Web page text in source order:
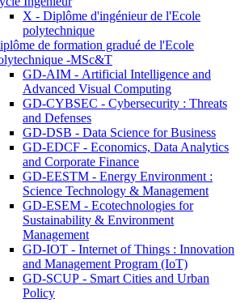
X - Diplôme d'ingénieur de l'Ecole
polytechnique
de formation gradué de l'Ecole
-MSc&T
GD-AIM - Artificial Intelligence and
Advanced Visual Computing
GD-CYBSEC - Cybersecurity : Threats
and Defenses
GD-DSB - Data Science for Business
GD-EDCF - Economics, Data Analytics
and Corporate Finance
GD-EESTM - Energy Environment :
Science Technology & Management
GD-ESEM - Ecotechnologies for
Sustainability & Environment
Management
GD-IOT - Internet of Things : Innovation
and Management Program (IoT)
GD-SCUP - Smart Cities and Urban
Policy